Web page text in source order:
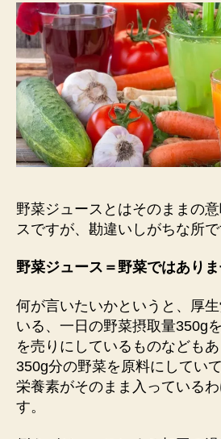
野菜ジュースとはそのままの
スですが、勘違いしがちな所
野菜ジュース＝野菜ではありま
何が言いたいかというと、厚
いる、一日の野菜摂取量350g
を売りにしているものなども
350g分の野菜を原料にしてい
栄養素がそのまま入っている
す。